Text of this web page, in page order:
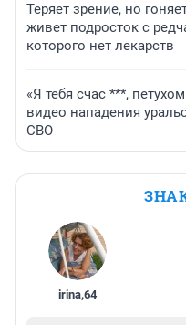
Теряет зрение, но
живет подросток с
которого нет лекарств
«Я тебя счас ***,
видео нападения
СВО
irina,64